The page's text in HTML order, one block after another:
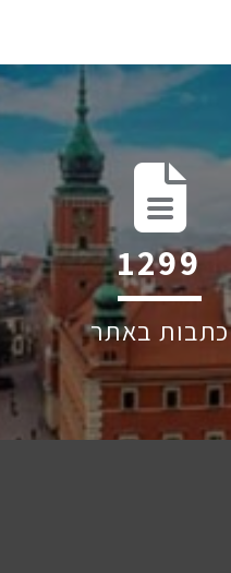
2047
כתבות באתר